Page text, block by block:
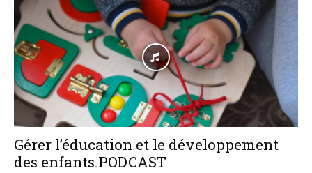
Gérer l’éducation et le développement
des enfants.PODCAST